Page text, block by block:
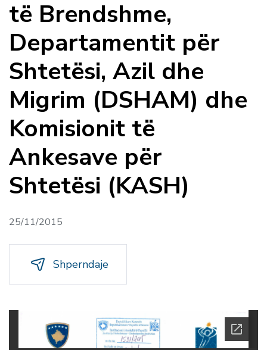
të Brendshme,
Departamentit për
Shtetësi, Azil dhe
Migrim (DSHAM) dhe
Komisionit të
Ankesave për
Shtetësi (KASH)
25/11/2015
Shperndaje